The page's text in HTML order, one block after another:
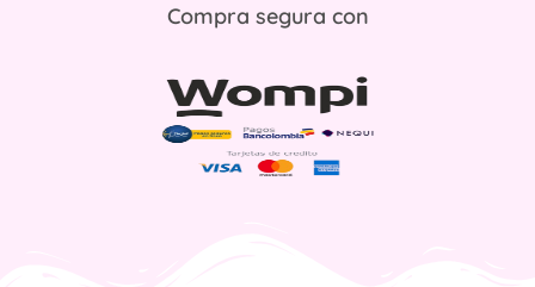
Compra segura con